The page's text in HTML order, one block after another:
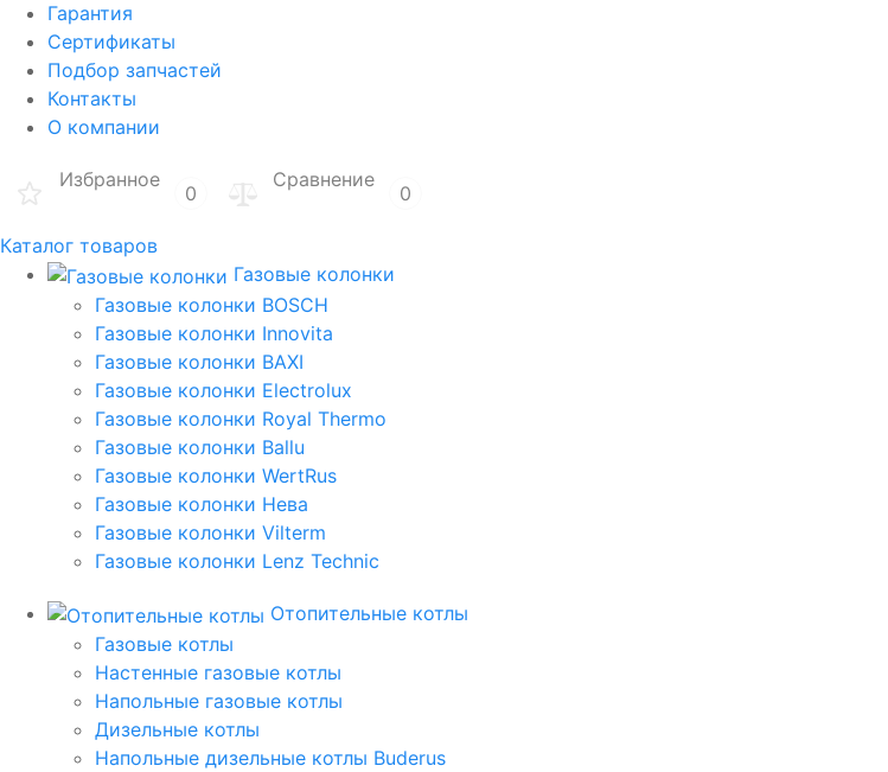
Гарантия
Сертификаты
Подбор запчастей
Контакты
О компании
Избранное
0
Сравнение
0
Каталог товаров
Газовые колонки
Газовые колонки BOSCH
Газовые колонки Innovita
Газовые колонки BAXI
Газовые колонки Electrolux
Газовые колонки Royal Thermo
Газовые колонки Ballu
Газовые колонки WertRus
Газовые колонки Нева
Газовые колонки Vilterm
Газовые колонки Lenz Technic
Отопительные котлы
Газовые котлы
Настенные газовые котлы
Напольные газовые котлы
Дизельные котлы
Напольные дизельные котлы Buderus